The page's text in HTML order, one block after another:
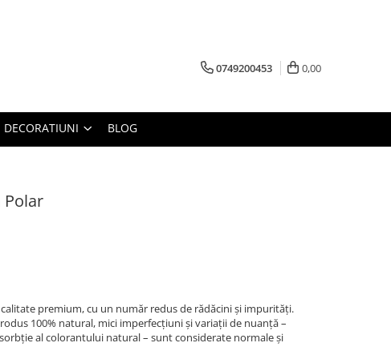
0749200453 0,00
DECORATIUNI BLOG
Polar
premium, cu un număr redus de rădăcini și impurități.
100% natural, mici imperfecțiuni și variații de nuanță –
al colorantului natural – sunt considerate normale și